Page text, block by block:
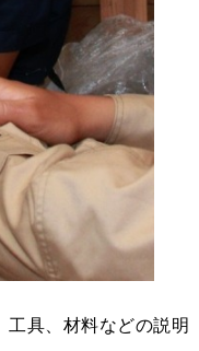
工具、材料などの説明